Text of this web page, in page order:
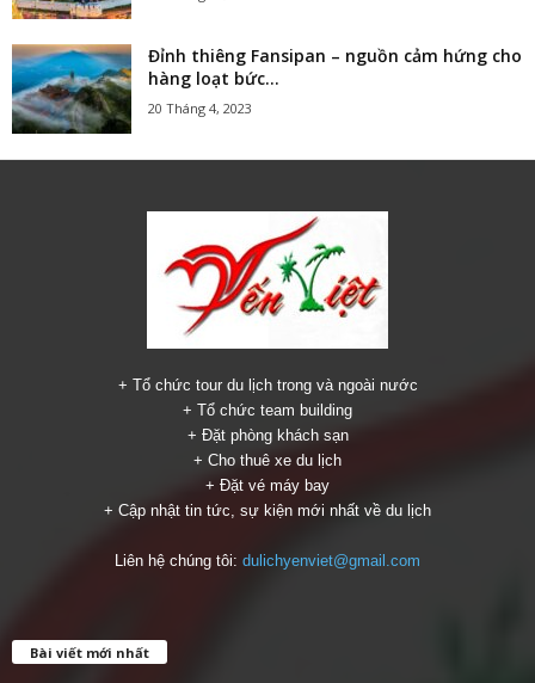
Đỉnh thiêng Fansipan – nguồn cảm hứng cho
hàng loạt bức...
20 Tháng 4, 2023
+ Tổ chức tour du lịch trong và ngoài nước
+ Tổ chức team building
+ Đặt phòng khách sạn
+ Cho thuê xe du lịch
+ Đặt vé máy bay
+ Cập nhật tin tức, sự kiện mới nhất về du lịch
Liên hệ chúng tôi: dulichyenviet@gmail.com
Bài viết mới nhất